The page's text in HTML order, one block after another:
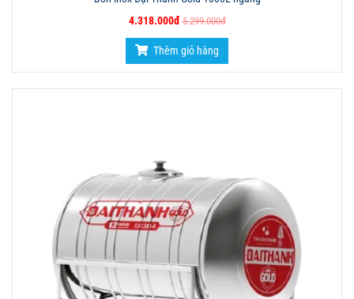
4.318.000đ 5.299.000đ
Thêm giỏ hàng